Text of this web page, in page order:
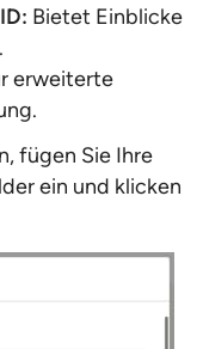
Bietet Einblicke
erweiterte
fügen Sie Ihre
ein und klicken